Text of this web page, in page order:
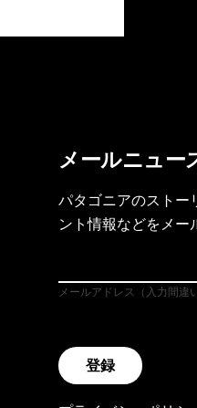
メールニュー
パタゴニアのストー
ント情報などをメー
メールアドレス（入力間違
登録